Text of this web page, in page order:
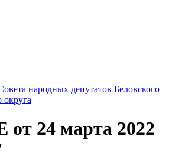
народных депутатов Беловского
24 марта 2022